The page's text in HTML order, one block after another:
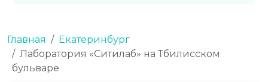
Главная
Екатеринбург
Лаборатория «Ситилаб» на Тбилисском
бульваре